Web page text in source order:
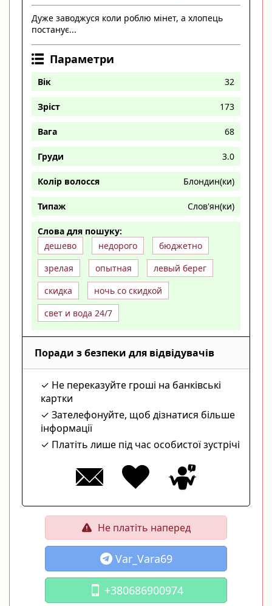
Дуже заводжуся коли роблю мінет, а хлопець
постанує...
Параметри
Вік 32
Зріст 173
Вага 68
Груди 3.0
Колір волосся Блондин(ки)
Типаж Слов'ян(ки)
Слова для пошуку:
дешево
недорого
бюджетно
зрелая
опытная
левый берег
скидка
ночь со скидкой
свет и вода 24/7
Поради з безпеки для відвідувачів
Не переказуйте гроші на банківські
картки
Зателефонуйте, щоб дізнатися більше
інформації
Платіть лише під час особистої зустрічі
Не платіть наперед
Var_Vara69
+380686900974